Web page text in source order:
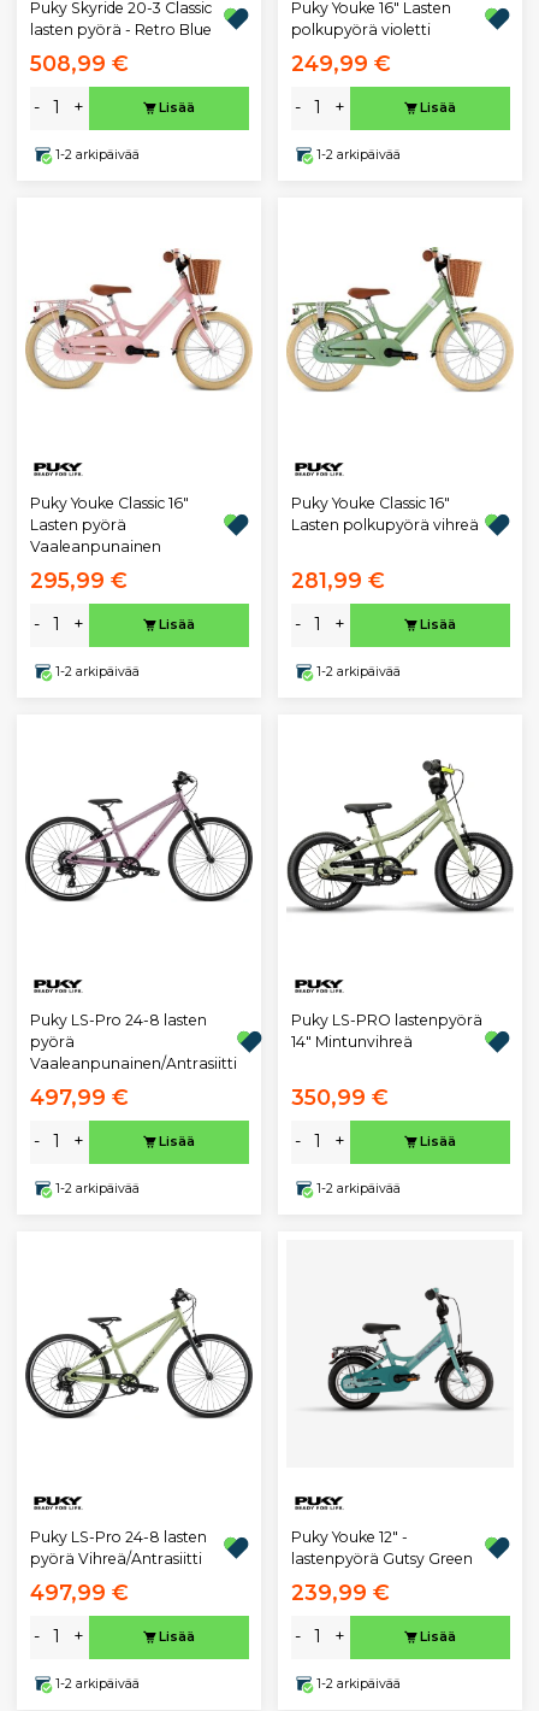
Puky Skyride 20-3 Classic
lasten pyörä - Retro Blue
508,99 €
- + Lisää
1-2 arkipäivää
Puky Youke 16" Lasten
polkupyörä violetti
249,99 €
- + Lisää
1-2 arkipäivää
Puky Youke Classic 16"
Lasten pyörä
Vaaleanpunainen
295,99 €
- + Lisää
1-2 arkipäivää
Puky Youke Classic 16"
Lasten polkupyörä vihreä
281,99 €
- + Lisää
1-2 arkipäivää
Puky LS-Pro 24-8 lasten
pyörä
Vaaleanpunainen/Antrasiitti
497,99 €
- + Lisää
1-2 arkipäivää
Puky LS-PRO lastenpyörä
14" Mintunvihreä
350,99 €
- + Lisää
1-2 arkipäivää
Puky LS-Pro 24-8 lasten
pyörä Vihreä/Antrasiitti
497,99 €
- + Lisää
1-2 arkipäivää
Puky Youke 12" -
lastenpyörä Gutsy Green
239,99 €
- + Lisää
1-2 arkipäivää